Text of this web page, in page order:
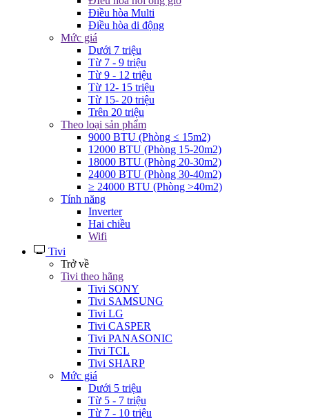
Điều hòa Multi
Điều hòa di động
Mức giá
Dưới 7 triệu
Từ 7 - 9 triệu
Từ 9 - 12 triệu
Từ 12- 15 triệu
Từ 15- 20 triệu
Trên 20 triệu
Theo loại sản phẩm
9000 BTU (Phòng ≤ 15m2)
12000 BTU (Phòng 15-20m2)
18000 BTU (Phòng 20-30m2)
24000 BTU (Phòng 30-40m2)
≥ 24000 BTU (Phòng >40m2)
Tính năng
Inverter
Hai chiều
Wifi
Tivi
Trở về
Tivi theo hãng
Tivi SONY
Tivi SAMSUNG
Tivi LG
Tivi CASPER
Tivi PANASONIC
Tivi TCL
Tivi SHARP
Mức giá
Dưới 5 triệu
Từ 5 - 7 triệu
Từ 7 - 10 triệu